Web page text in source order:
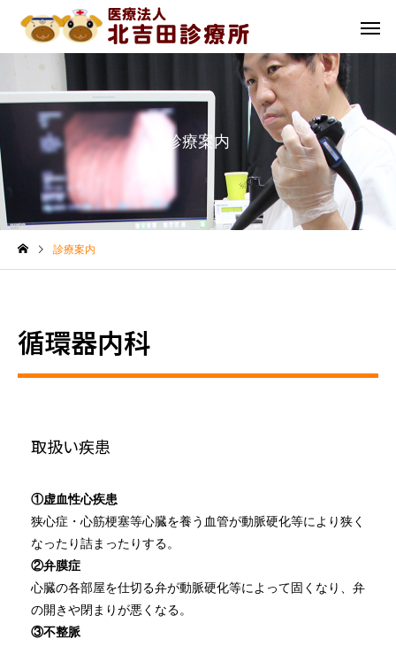
診療案内
診療案内
循環器内科
取扱い疾患
①虚血性心疾患
狭心症・心筋梗塞等心臓を養う血管が動脈硬化等により狭く
なったり詰まったりする。
②弁膜症
心臓の各部屋を仕切る弁が動脈硬化等によって固くなり、弁
の開きや閉まりが悪くなる。
③不整脈